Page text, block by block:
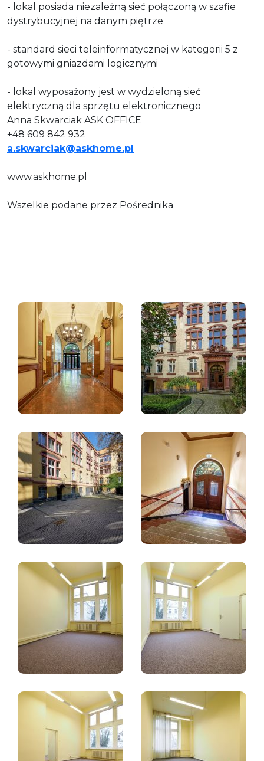
- lokal posiada niezależną sieć połączoną w szafie
dystrybucyjnej na danym piętrze
- standard sieci teleinformatycznej w kategorii 5 z
gotowymi gniazdami logicznymi
- lokal wyposażony jest w wydzieloną sieć
elektryczną dla sprzętu elektronicznego
Anna Skwarciak ASK OFFICE
+48 609 842 932
a.skwarciak@askhome.pl
www.askhome.pl
Wszelkie podane przez Pośrednika